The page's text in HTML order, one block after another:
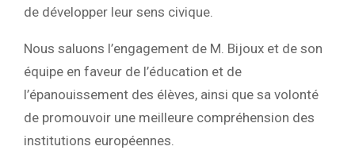
de développer leur sens civique.
Nous saluons l’engagement de M. Bijoux et de son
équipe en faveur de l’éducation et de
l’épanouissement des élèves, ainsi que sa volonté
de promouvoir une meilleure compréhension des
institutions européennes.